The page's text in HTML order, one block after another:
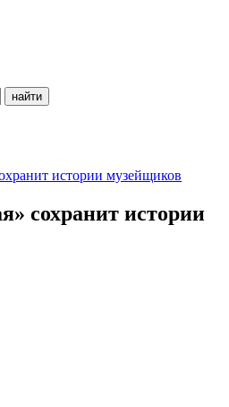
истории музейщиков
сохранит истории